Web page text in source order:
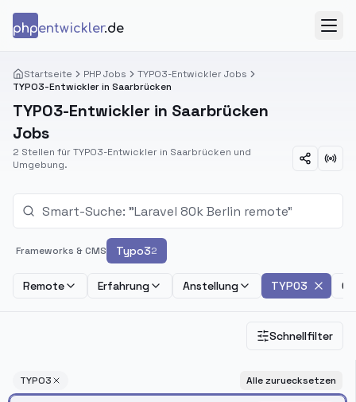
phpentwickler.de
Startseite PHP Jobs
TYPO3-Entwickler Jobs
TYPO3-Entwickler in Saarbrücken
TYPO3-Entwickler in Saarbrücken
Jobs
2 Stellen für TYPO3-Entwickler in Saarbrücken und
Umgebung.
Frameworks & CMS Typo32
Remote Erfahrung Anstellung TYPO3
Schnellfilter
TYPO3 Alle zuruecksetzen